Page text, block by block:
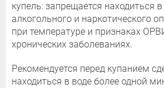
купель: запрещается находиться
алкогольного и наркотического
при температуре и признаках
хронических заболеваниях.
Рекомендуется перед купанием
находиться в воде более одной